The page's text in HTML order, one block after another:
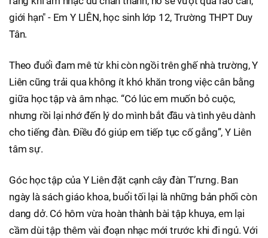
giới hạn" - Em Y LIÊN, học sinh lớp 12, Trường THPT Duy
Tân.
Theo đuổi đam mê từ khi còn ngồi trên ghế nhà trường, Y
Liên cũng trải qua không ít khó khăn trong việc cân bằng
giữa học tập và âm nhạc. “Có lúc em muốn bỏ cuộc,
nhưng rồi lại nhớ đến lý do mình bắt đầu và tình yêu dành
cho tiếng đàn. Điều đó giúp em tiếp tục cố gắng”, Y Liên
tâm sự.
Góc học tập của Y Liên đặt cạnh cây đàn T’rưng. Ban
ngày là sách giáo khoa, buổi tối lại là những bản phối còn
dang dở. Có hôm vừa hoàn thành bài tập khuya, em lại
cầm dùi tập thêm vài đoạn nhạc mới trước khi đi ngủ. Với